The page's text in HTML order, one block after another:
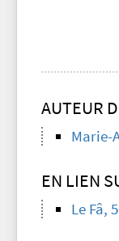
AUTEUR
Marie-
EN LIEN
Le Fâ,